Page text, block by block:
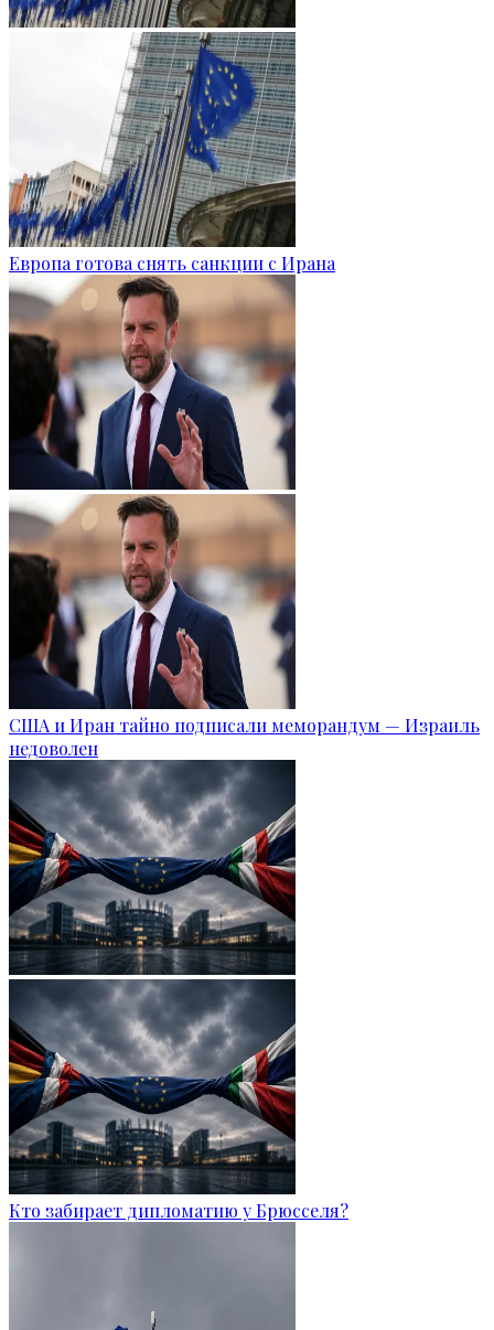
Европа готова снять санкции с Ирана
США и Иран тайно подписали меморандум — Израиль
недоволен
Кто забирает дипломатию у Брюсселя?